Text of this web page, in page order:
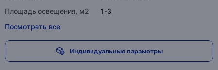
Площадь освещения, м2
1-3
Посмотреть все
Индивидуальные параметры